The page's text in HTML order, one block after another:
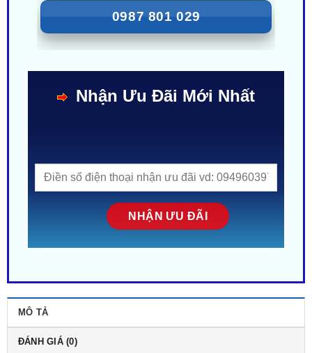
ZALO
0987 801 029